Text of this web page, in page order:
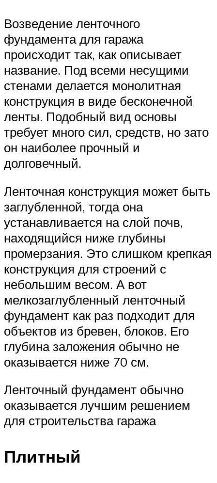
Возведение ленточного
фундамента для гаража
происходит так, как описывает
название. Под всеми несущими
стенами делается монолитная
конструкция в виде бесконечной
ленты. Подобный вид основы
требует много сил, средств, но зато
он наиболее прочный и
долговечный.
Ленточная конструкция может быть
заглубленной, тогда она
устанавливается на слой почв,
находящийся ниже глубины
промерзания. Это слишком крепкая
конструкция для строений с
небольшим весом. А вот
мелкозаглубленный ленточный
фундамент как раз подходит для
объектов из бревен, блоков. Его
глубина заложения обычно не
оказывается ниже 70 см.
Ленточный фундамент обычно
оказывается лучшим решением
для строительства гаража
Плитный